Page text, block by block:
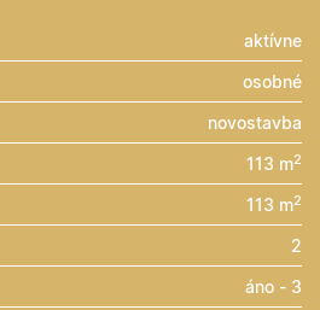
aktívne
osobné
novostavba
113 m2
113 m2
2
áno - 3